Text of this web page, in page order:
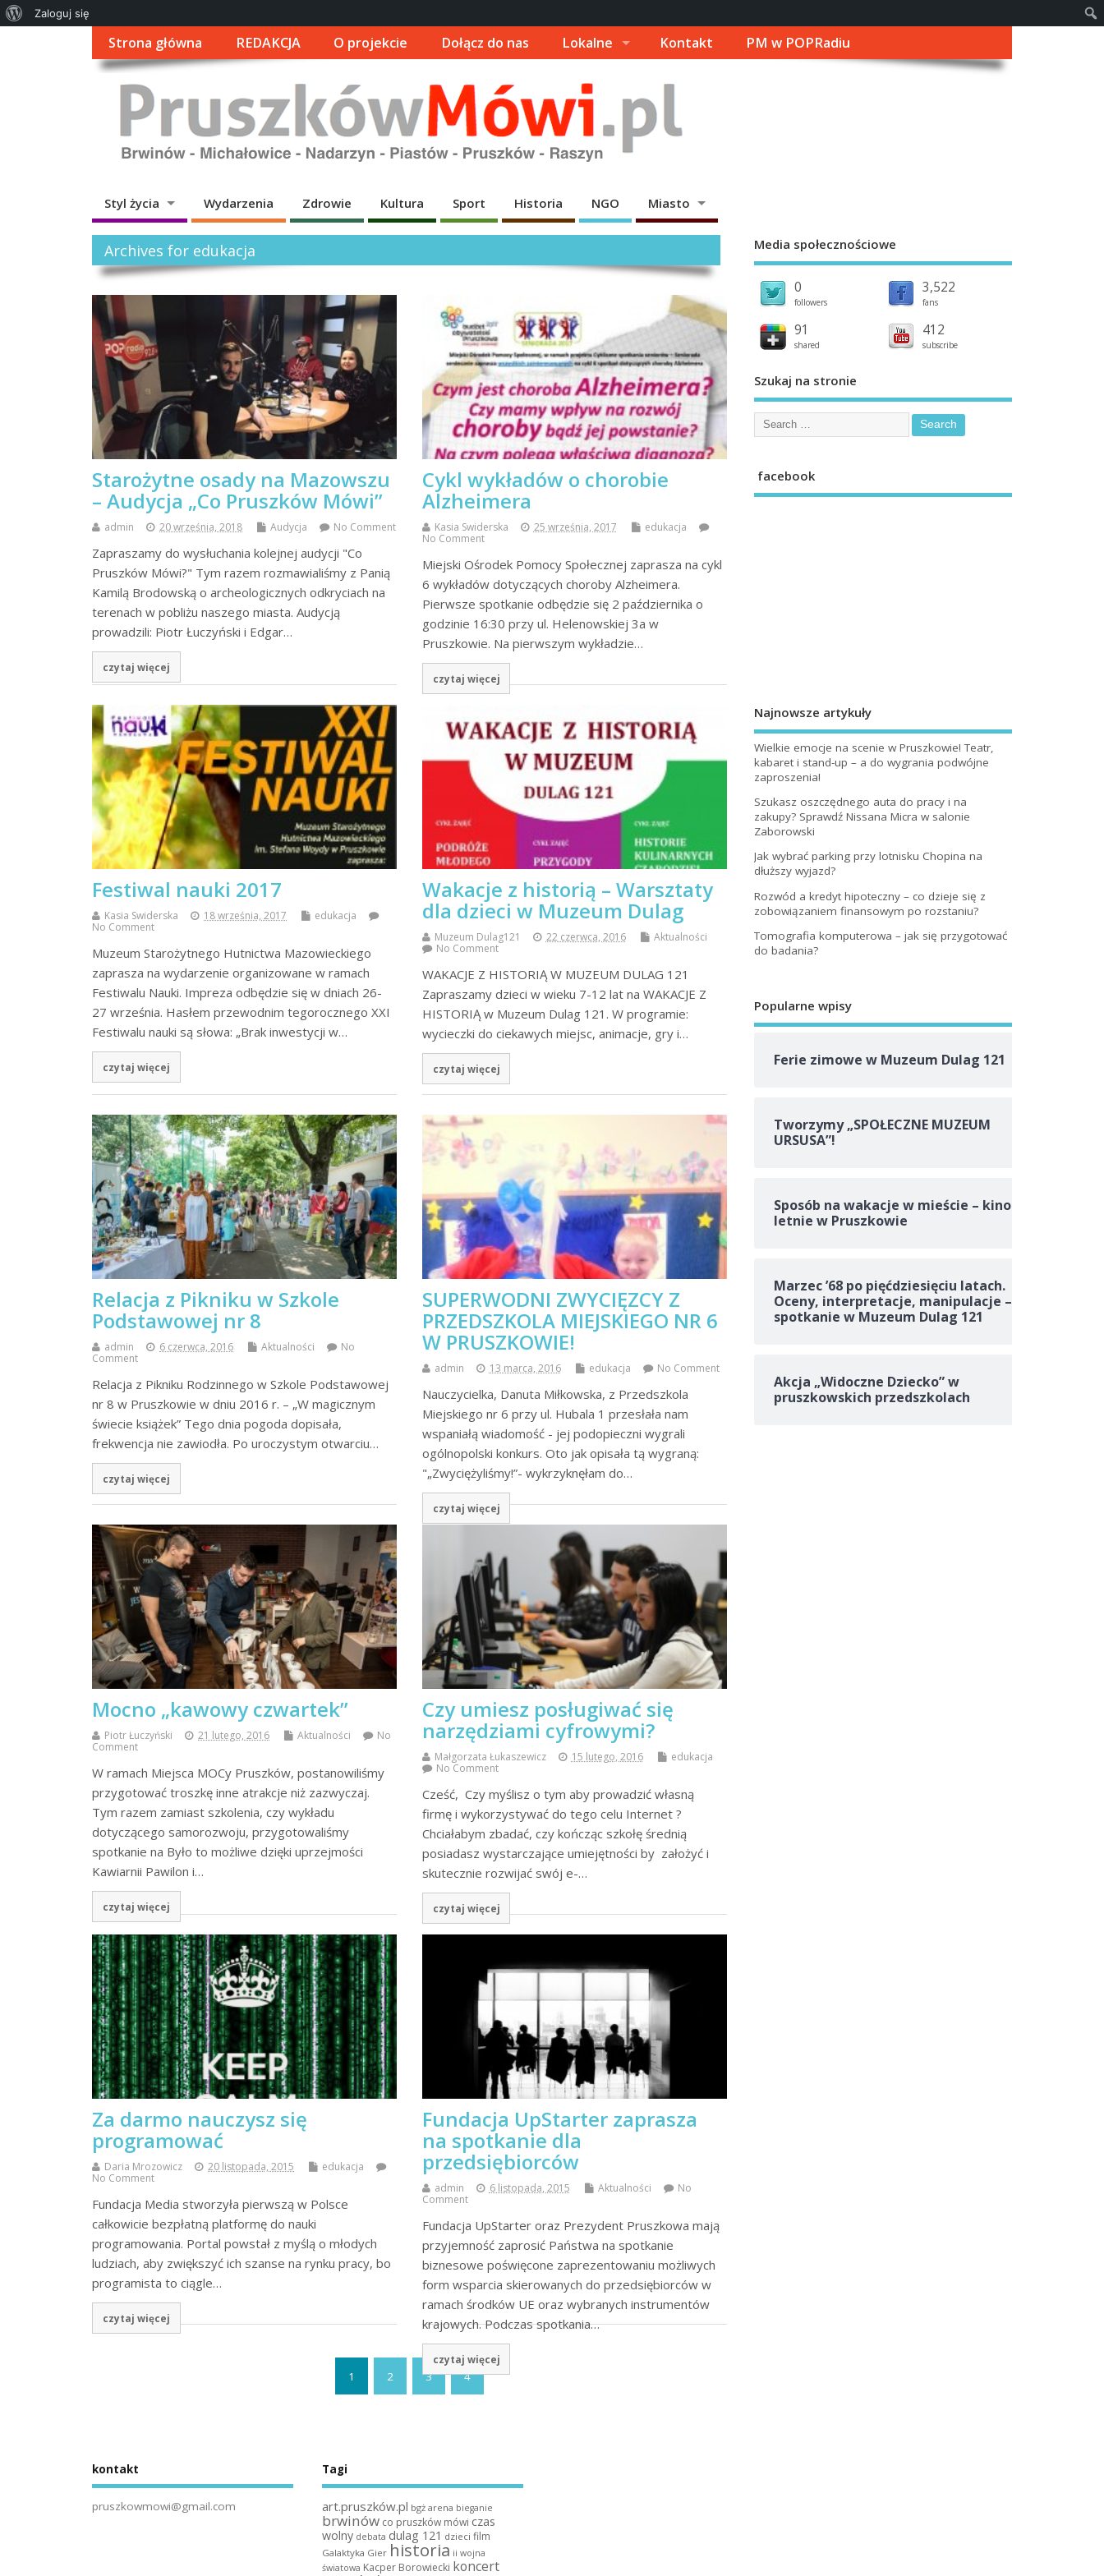
Strona główna REDAKCJA O projekcie Dołącz do nas Lokalne Kontakt PM w POPRadiu
Styl życia Wydarzenia Zdrowie Kultura Sport Historia NGO Miasto
Archives for edukacja
Starożytne osady na Mazowszu
– Audycja „Co Pruszków Mówi”
admin 20 września, 2018 Audycja No Comment
Zapraszamy do wysłuchania kolejnej audycji "Co
Pruszków Mówi?" Tym razem rozmawialiśmy z Panią
Kamilą Brodowską o archeologicznych odkryciach na
terenach w pobliżu naszego miasta. Audycją
prowadzili: Piotr Łuczyński i Edgar…
czytaj więcej
Cykl wykładów o chorobie
Alzheimera
Kasia Swiderska 25 września, 2017
edukacja
No Comment
Miejski Ośrodek Pomocy Społecznej zaprasza na cykl
6 wykładów dotyczących choroby Alzheimera.
Pierwsze spotkanie odbędzie się 2 października o
godzinie 16:30 przy ul. Helenowskiej 3a w
Pruszkowie. Na pierwszym wykładzie…
czytaj więcej
Festiwal nauki 2017
Kasia Swiderska 18 września, 2017
edukacja
No Comment
Muzeum Starożytnego Hutnictwa Mazowieckiego
zaprasza na wydarzenie organizowane w ramach
Festiwalu Nauki. Impreza odbędzie się w dniach 26-
27 września. Hasłem przewodnim tegorocznego XXI
Festiwalu nauki są słowa: „Brak inwestycji w…
czytaj więcej
Wakacje z historią – Warsztaty
dla dzieci w Muzeum Dulag
Muzeum Dulag121 22 czerwca, 2016
Aktualności
No Comment
WAKACJE Z HISTORIĄ W MUZEUM DULAG 121
Zapraszamy dzieci w wieku 7-12 lat na WAKACJE Z
HISTORIĄ w Muzeum Dulag 121. W programie:
wycieczki do ciekawych miejsc, animacje, gry i…
czytaj więcej
Relacja z Pikniku w Szkole
Podstawowej nr 8
admin 6 czerwca, 2016 Aktualności
No
Comment
Relacja z Pikniku Rodzinnego w Szkole Podstawowej
nr 8 w Pruszkowie w dniu 2016 r. – „W magicznym
świecie książek” Tego dnia pogoda dopisała,
frekwencja nie zawiodła. Po uroczystym otwarciu…
czytaj więcej
SUPERWODNI ZWYCIĘZCY Z
PRZEDSZKOLA MIEJSKIEGO NR 6
W PRUSZKOWIE!
admin 13 marca, 2016 edukacja No Comment
Nauczycielka, Danuta Miłkowska, z Przedszkola
Miejskiego nr 6 przy ul. Hubala 1 przesłała nam
wspaniałą wiadomość - jej podopieczni wygrali
ogólnopolski konkurs. Oto jak opisała tą wygraną:
"„Zwyciężyliśmy!”- wykrzyknęłam do…
czytaj więcej
Mocno „kawowy czwartek”
Piotr Łuczyński 21 lutego, 2016 Aktualności
No
Comment
W ramach Miejsca MOCy Pruszków, postanowiliśmy
przygotować troszkę inne atrakcje niż zazwyczaj.
Tym razem zamiast szkolenia, czy wykładu
dotyczącego samorozwoju, przygotowaliśmy
spotkanie na Było to możliwe dzięki uprzejmości
Kawiarnii Pawilon i…
czytaj więcej
Czy umiesz posługiwać się
narzędziami cyfrowymi?
Małgorzata Łukaszewicz 15 lutego, 2016
edukacja
No Comment
Cześć, Czy myślisz o tym aby prowadzić własną
firmę i wykorzystywać do tego celu Internet ?
Chciałabym zbadać, czy kończąc szkołę średnią
posiadasz wystarczające umiejętności by założyć i
skutecznie rozwijać swój e-…
czytaj więcej
Za darmo nauczysz się
programować
Daria Mrozowicz 20 listopada, 2015
edukacja
No Comment
Fundacja Media stworzyła pierwszą w Polsce
całkowicie bezpłatną platformę do nauki
programowania. Portal powstał z myślą o młodych
ludziach, aby zwiększyć ich szanse na rynku pracy, bo
programista to ciągle…
czytaj więcej
Fundacja UpStarter zaprasza
na spotkanie dla
przedsiębiorców
admin 6 listopada, 2015 Aktualności
No
Comment
Fundacja UpStarter oraz Prezydent Pruszkowa mają
przyjemność zaprosić Państwa na spotkanie
biznesowe poświęcone zaprezentowaniu możliwych
form wsparcia skierowanych do przedsiębiorców w
ramach środków UE oraz wybranych instrumentów
krajowych. Podczas spotkania…
czytaj więcej
1 2 3 4
Media społecznościowe
0
followers
3,522
fans
91
shared
412
subscribe
Szukaj na stronie
facebook
Najnowsze artykuły
Wielkie emocje na scenie w Pruszkowie! Teatr,
kabaret i stand-up – a do wygrania podwójne
zaproszenia!
Szukasz oszczędnego auta do pracy i na
zakupy? Sprawdź Nissana Micra w salonie
Zaborowski
Jak wybrać parking przy lotnisku Chopina na
dłuższy wyjazd?
Rozwód a kredyt hipoteczny – co dzieje się z
zobowiązaniem finansowym po rozstaniu?
Tomografia komputerowa – jak się przygotować
do badania?
Popularne wpisy
Ferie zimowe w Muzeum Dulag 121
Tworzymy „SPOŁECZNE MUZEUM
URSUSA”!
Sposób na wakacje w mieście – kino
letnie w Pruszkowie
Marzec ’68 po pięćdziesięciu latach.
Oceny, interpretacje, manipulacje –
spotkanie w Muzeum Dulag 121
Akcja „Widoczne Dziecko” w
pruszkowskich przedszkolach
kontakt
pruszkowmowi@gmail.com
Tagi
art.pruszków.pl bgż arena bieganie
brwinów co pruszków mówi czas
wolny debata dulag 121 dzieci film
Galaktyka Gier historia ii wojna
światowa Kacper Borowiecki koncert
Zaloguj się